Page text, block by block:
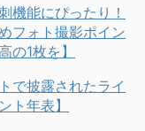
機能にぴったり！
フォト撮影ポイン
の1枚を】
で披露されたライ
ト年表】